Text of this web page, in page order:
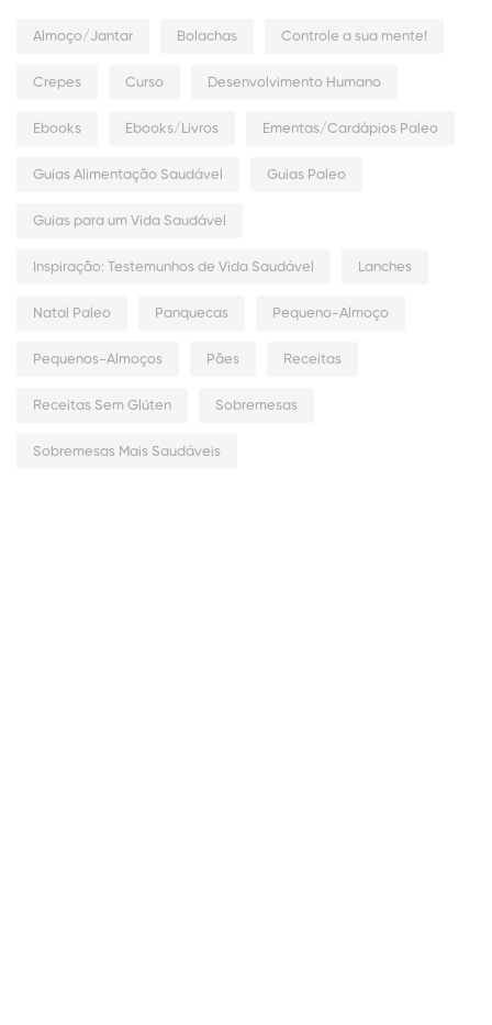
Almoço/Jantar Bolachas Controle a sua mente!
Crepes Curso Desenvolvimento Humano
Ebooks Ebooks/Livros Ementas/Cardápios Paleo
Guias Alimentação Saudável Guias Paleo
Guias para um Vida Saudável
Inspiração: Testemunhos de Vida Saudável Lanches
Natal Paleo Panquecas Pequeno-Almoço
Pequenos-Almoços Pães Receitas
Receitas Sem Glúten Sobremesas
Sobremesas Mais Saudáveis